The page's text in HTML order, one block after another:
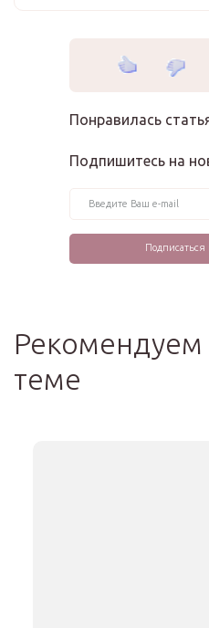
Понравилась
Подпишитесь на
Рекомендуем
теме